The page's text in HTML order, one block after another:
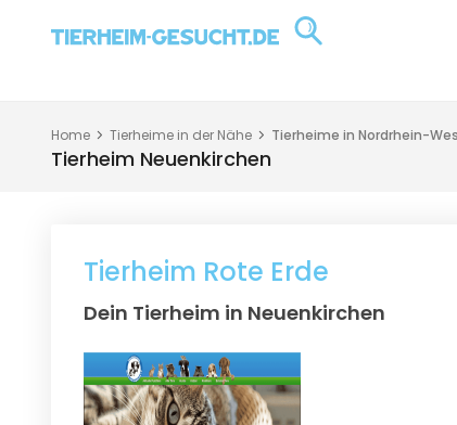
Home Tierheime in der Nähe Tierheime in Nordrhein-
Tierheim Neuenkirchen
Tierheim Rote Erde
Dein Tierheim in Neuenkirchen